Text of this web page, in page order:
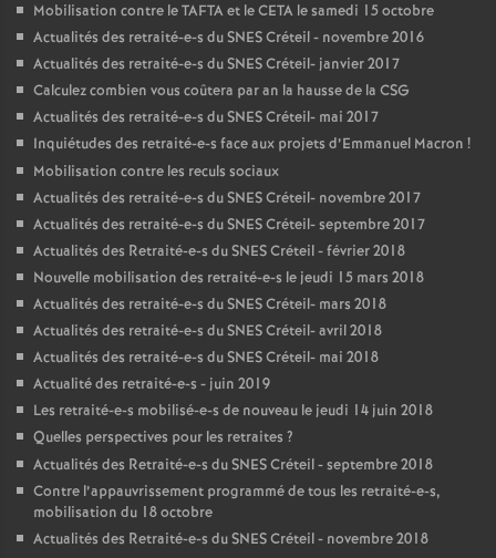
Mobilisation contre leTAFTAet leCETA le samedi 15 octobre
Actualités des retraité-e-s duSNESCréteil - novembre 2016
Actualités des retraité-e-s duSNESCréteil- janvier 2017
Calculez combien vous coûtera par an la hausse de la CSG
Actualités des retraité-e-s duSNESCréteil- mai 2017
Inquiétudes des retraité-e-s face aux projets d’Emmanuel Macron !
Mobilisation contre les reculs sociaux
Actualités des retraité-e-s duSNESCréteil- novembre 2017
Actualités des retraité-e-s duSNESCréteil- septembre 2017
Actualités des Retraité-e-s duSNESCréteil - février 2018
Nouvelle mobilisation des retraité-e-s le jeudi 15 mars 2018
Actualités des retraité-e-s duSNESCréteil- mars 2018
Actualités des retraité-e-s duSNESCréteil- avril 2018
Actualités des retraité-e-s duSNESCréteil- mai 2018
Actualité des retraité-e-s - juin 2019
Les retraité-e-s mobilisé-e-s de nouveau le jeudi 14 juin 2018
Quelles perspectives pour les retraites ?
Actualités des Retraité-e-s duSNESCréteil - septembre 2018
Contre l’appauvrissement programmé de tous les retraité-e-s,
mobilisation du 18 octobre
Actualités des Retraité-e-s duSNESCréteil - novembre 2018